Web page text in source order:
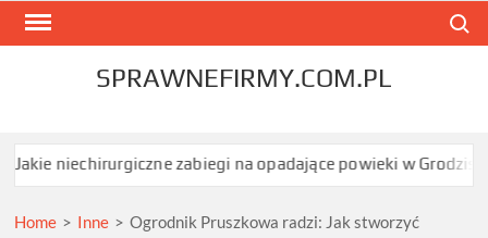
Skip
SPRAWNEFIRMY.COM.PL
zabiegi na opadające powieki w Grodzisku
Home > Inne > Ogrodnik Pruszkowa radzi: Jak stworzyć